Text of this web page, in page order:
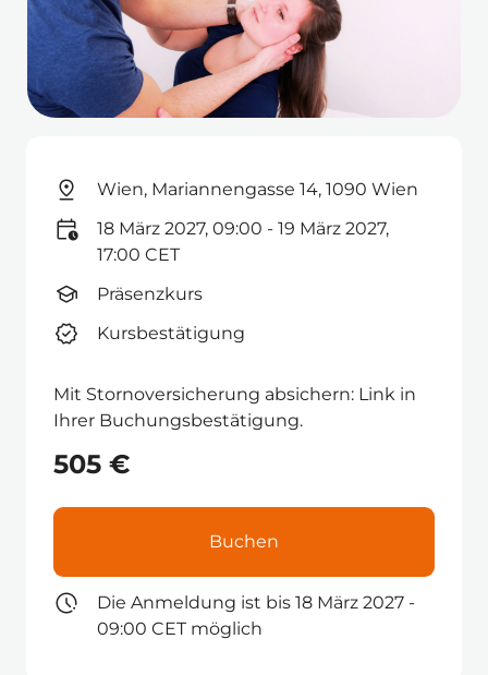
Wien, Mariannengasse 14, 1090 Wien
18 März 2027, 09:00 - 19 März 2027,
17:00 CET
Präsenzkurs
Kursbestätigung
Mit Stornoversicherung absichern: Link in
Ihrer Buchungsbestätigung.
505 €
Buchen
Die Anmeldung ist bis 18 März 2027 -
09:00 CET möglich